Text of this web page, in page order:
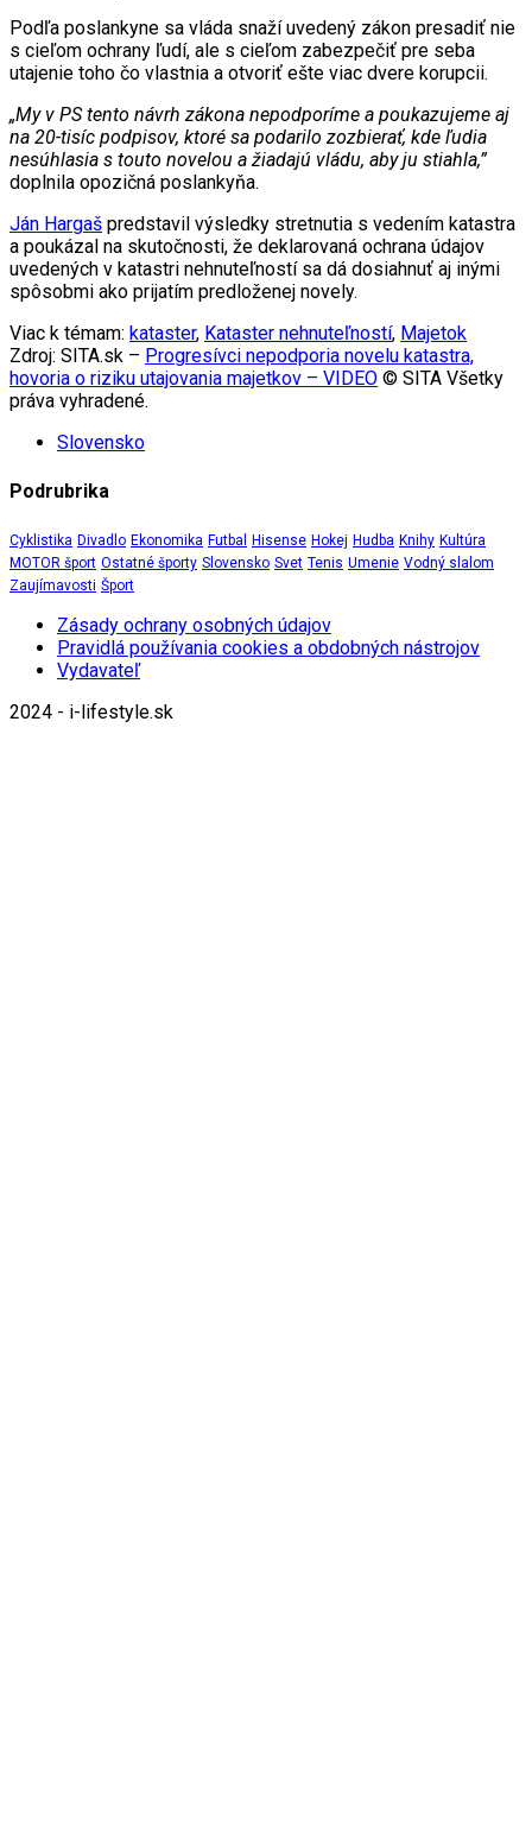
Podľa poslankyne sa vláda snaží uvedený zákon presadiť nie
s cieľom ochrany ľudí, ale s cieľom zabezpečiť pre seba
utajenie toho čo vlastnia a otvoriť ešte viac dvere korupcii.
„My v PS tento návrh zákona nepodporíme a poukazujeme aj
na 20-tisíc podpisov, ktoré sa podarilo zozbierať, kde ľudia
nesúhlasia s touto novelou a žiadajú vládu, aby ju stiahla,”
doplnila opozičná poslankyňa.
Ján Hargaš predstavil výsledky stretnutia s vedením katastra
a poukázal na skutočnosti, že deklarovaná ochrana údajov
uvedených v katastri nehnuteľností sa dá dosiahnuť aj inými
spôsobmi ako prijatím predloženej novely.
Viac k témam: kataster, Kataster nehnuteľností, Majetok
Zdroj: SITA.sk – Progresívci nepodporia novelu katastra,
hovoria o riziku utajovania majetkov – VIDEO © SITA Všetky
práva vyhradené.
Slovensko
Podrubrika
Cyklistika Divadlo Ekonomika Futbal Hisense Hokej Hudba Knihy Kultúra
MOTOR šport Ostatné športy Slovensko Svet Tenis Umenie Vodný slalom
Zaujímavosti Šport
Zásady ochrany osobných údajov
Pravidlá používania cookies a obdobných nástrojov
Vydavateľ
2024 - i-lifestyle.sk